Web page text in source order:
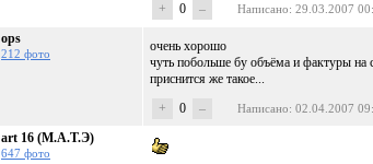
+ 0 – Написано: 29.03.2007
ops
212 фото
очень хорошо
чуть побольше бу объёма и фактуры на
приснится же такое...
+
0 – Написано: 02.04.2007
art 16 (М.А.Т.Э)
647 фото